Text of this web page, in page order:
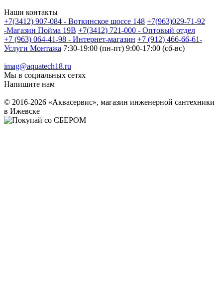
Наши контакты
+7(3412) 907-084 - Воткинское шоссе 148 +7(963)029-71-92
-Магазин Пойма 19В +7(3412) 721-000 - Оптовый отдел
+7 (963) 064-41-98 - Интернет-магазин +7 (912) 466-66-61-
Услуги Монтажа 7:30-19:00 (пн-пт) 9:00-17:00 (сб-вс)
imag@aquatech18.ru
Мы в социальных сетях
Напишите нам
© 2016-2026 «Аквасервис», магазин инженерной сантехники
в Ижевске